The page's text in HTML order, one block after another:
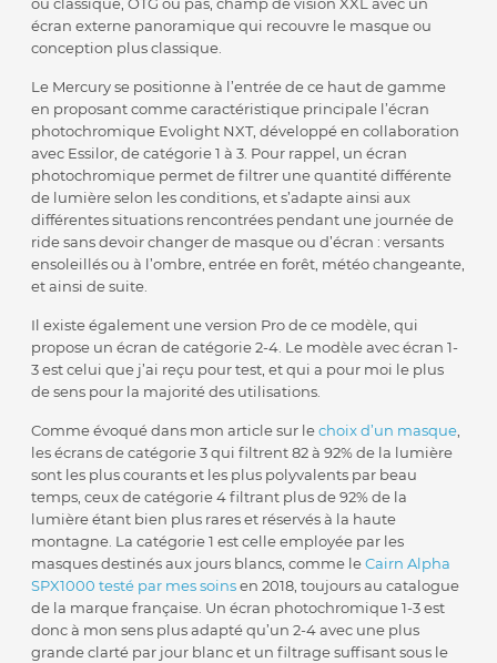
ou classique, OTG ou pas, champ de vision XXL avec un
écran externe panoramique qui recouvre le masque ou
conception plus classique.
Le Mercury se positionne à l’entrée de ce haut de gamme
en proposant comme caractéristique principale l’écran
photochromique Evolight NXT, développé en collaboration
avec Essilor, de catégorie 1 à 3. Pour rappel, un écran
photochromique permet de filtrer une quantité différente
de lumière selon les conditions, et s’adapte ainsi aux
différentes situations rencontrées pendant une journée de
ride sans devoir changer de masque ou d’écran : versants
ensoleillés ou à l’ombre, entrée en forêt, météo changeante,
et ainsi de suite.
Il existe également une version Pro de ce modèle, qui
propose un écran de catégorie 2-4. Le modèle avec écran 1-
3 est celui que j’ai reçu pour test, et qui a pour moi le plus
de sens pour la majorité des utilisations.
Comme évoqué dans mon article sur lechoix d’un masque,
les écrans de catégorie 3 qui filtrent 82 à 92% de la lumière
sont les plus courants et les plus polyvalents par beau
temps, ceux de catégorie 4 filtrant plus de 92% de la
lumière étant bien plus rares et réservés à la haute
montagne. La catégorie 1 est celle employée par les
masques destinés aux jours blancs, comme leCairn Alpha
SPX1000 testé par mes soinsen 2018, toujours au catalogue
de la marque française. Un écran photochromique 1-3 est
donc à mon sens plus adapté qu’un 2-4 avec une plus
grande clarté par jour blanc et un filtrage suffisant sous le